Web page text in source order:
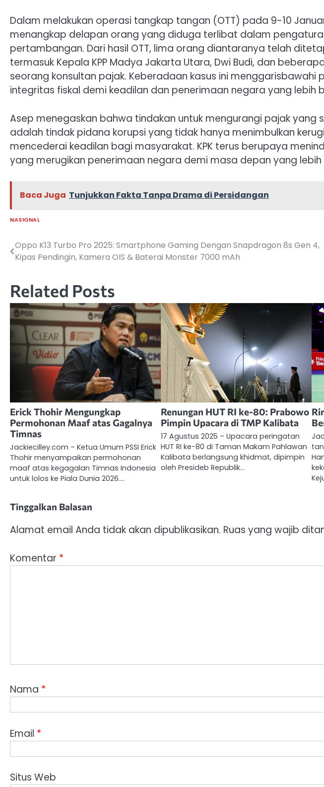
Dalam melakukan operasi tangkap tangan (OTT) pada 9-10
menangkap delapan orang yang diduga terlibat dalam
pertambangan. Dari hasil OTT, lima orang diantaranya telah
termasuk Kepala KPP Madya Jakarta Utara, Dwi Budi, dan
seorang konsultan pajak. Keberadaan kasus ini menggarisbawahi
integritas fiskal demi keadilan dan penerimaan negara yang lebih
Asep menegaskan bahwa tindakan untuk mengurangi pajak yang
adalah tindak pidana korupsi yang tidak hanya menimbulkan
mencederai keadilan bagi masyarakat. KPK terus berupaya
yang merugikan penerimaan negara demi masa depan yang lebih
Baca Juga Tunjukkan Fakta Tanpa Drama di Persidangan
NASIONAL
Navigasi
pos
Oppo K13 Turbo Pro 2025: Smartphone Gaming Dengan Snapdragon 8s Gen 4,
Kipas Pendingin, Kamera OIS & Baterai Monster 7000 mAh
Related Posts
Erick Thohir Mengungkap
Permohonan Maaf atas Gagalnya
Timnas
Jackiecilley.com – Ketua Umum PSSI Erick
Thohir menyampaikan permohonan
maaf atas kegagalan Timnas Indonesia
untuk lolos ke Piala Dunia 2026.…
Renungan HUT RI ke-80: Prabowo
Pimpin Upacara di TMP Kalibata
17 Agustus 2025 – Upacara peringatan
HUT RI ke-80 di Taman Makam Pahlawan
Kalibata berlangsung khidmat, dipimpin
oleh Presideb Republik…
Tinggalkan Balasan
Alamat email Anda tidak akan dipublikasikan. Ruas yang wajib
Komentar *
Nama *
Email *
Situs Web